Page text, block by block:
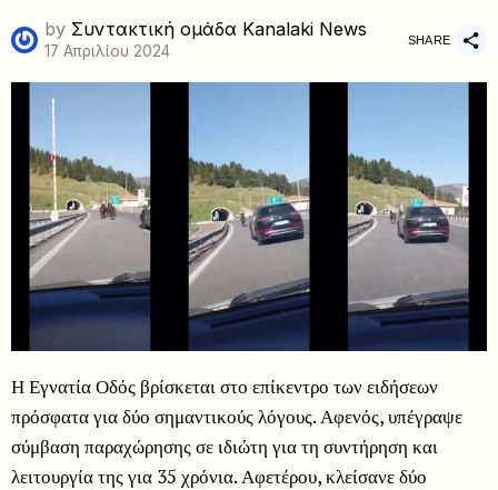
by Συντακτική ομάδα Kanalaki News
17 Απριλίου 2024
SHARE
Η Εγνατία Οδός βρίσκεται στο επίκεντρο των ειδήσεων
πρόσφατα για δύο σημαντικούς λόγους. Αφενός, υπέγραψε
σύμβαση παραχώρησης σε ιδιώτη για τη συντήρηση και
λειτουργία της για 35 χρόνια. Αφετέρου, κλείσανε δύο